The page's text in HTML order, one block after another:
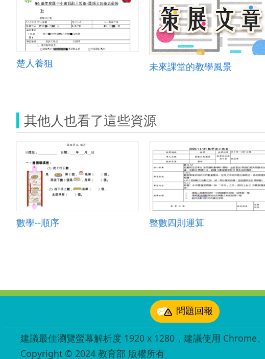
楚人養狙 未來課堂的教學風景
其他人也看了這些資源
數學--順序 整數四則運算
問題回報
建議最佳瀏覽螢幕解析度 1920 x 1280，建議使用 Chrome
Copyright © 2024 教育部 版權所有